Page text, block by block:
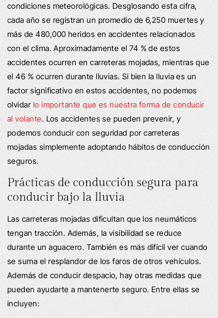
condiciones meteorológicas. Desglosando esta cifra,
cada año se registran un promedio de 6,250 muertes y
más de 480,000 heridos en accidentes relacionados
con el clima. Aproximadamente el 74 % de estos
accidentes ocurren en carreteras mojadas, mientras que
el 46 % ocurren durante lluvias. Si bien la lluvia es un
factor significativo en estos accidentes, no podemos
olvidar lo importante que es nuestra forma de conducir
al volante. Los accidentes se pueden prevenir, y
podemos conducir con seguridad por carreteras
mojadas simplemente adoptando hábitos de conducción
seguros.
Prácticas de conducción segura para
conducir bajo la lluvia
Las carreteras mojadas dificultan que los neumáticos
tengan tracción. Además, la visibilidad se reduce
durante un aguacero. También es más difícil ver cuando
se suma el resplandor de los faros de otros vehículos.
Además de conducir despacio, hay otras medidas que
pueden ayudarte a mantenerte seguro. Entre ellas se
incluyen: